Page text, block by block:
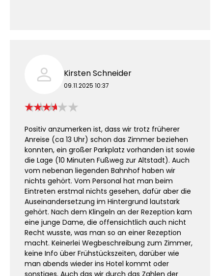
Kirsten Schneider
09.11.2025 10:37
Positiv anzumerken ist, dass wir trotz früherer
Anreise (ca 13 Uhr) schon das Zimmer beziehen
konnten, ein großer Parkplatz vorhanden ist sowie
die Lage (10 Minuten Fußweg zur Altstadt). Auch
vom nebenan liegenden Bahnhof haben wir
nichts gehört. Vom Personal hat man beim
Eintreten erstmal nichts gesehen, dafür aber die
Auseinandersetzung im Hintergrund lautstark
gehört. Nach dem Klingeln an der Rezeption kam
eine junge Dame, die offensichtlich auch nicht
Recht wusste, was man so an einer Rezeption
macht. Keinerlei Wegbeschreibung zum Zimmer,
keine Info über Frühstückszeiten, darüber wie
man abends wieder ins Hotel kommt oder
sonstiges. Auch das wir durch das Zahlen der